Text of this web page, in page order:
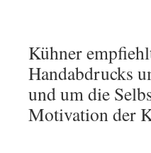
Kühner
Handabdrucks
und um die
Motivation der